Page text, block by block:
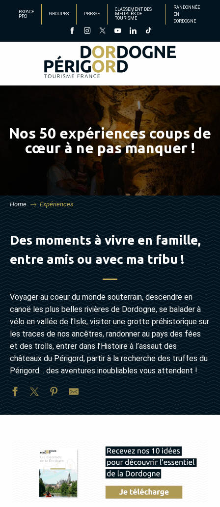
principal
ESPACE
PRO
GROUPES PRESSE
CLASSEMENT DES
MEUBLÉS DE
TOURISME
RANDONNÉE
EN
DORDOGNE
Nos 50 expériences coups de
cœur à ne pas manquer !
Home Expériences
Des moments à vivre en famille,
entre amis ou avec ma tribu !
Voyager au coeur du monde souterrain, descendre en
canoë les plus belles rivières de Dordogne, se balader à
vélo en vallée de l’Isle, visiter une grotte préhistorique sur
les traces de nos ancêtres, randonner au pays des fées
et des trolls, entrer dans l’Histoire à l’assaut des
châteaux du Périgord, partir à la recherche des truffes du
Périgord… des aventures inoubliables vous attendent !